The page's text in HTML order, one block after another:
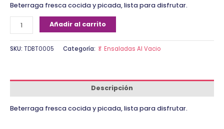
Beterraga fresca cocida y picada, lista para disfrutar.
Añadir al carrito
SKU: TDBT0005 Categoría: 🥬 Ensaladas Al Vacio
Descripción
Beterraga fresca cocida y picada, lista para disfrutar.